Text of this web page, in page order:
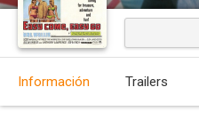
Información Trailers